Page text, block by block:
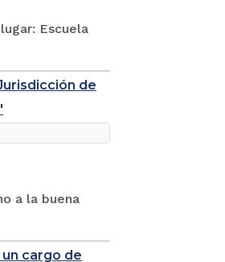
Escuela
de
a la buena
cargo de